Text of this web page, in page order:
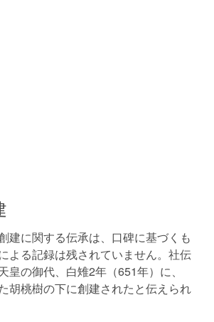
建に関する伝承は、口碑に基づくも
よる記録は残されていません。社伝
皇の御代、白雉2年（651年）に、
胡桃樹の下に創建されたと伝えられ